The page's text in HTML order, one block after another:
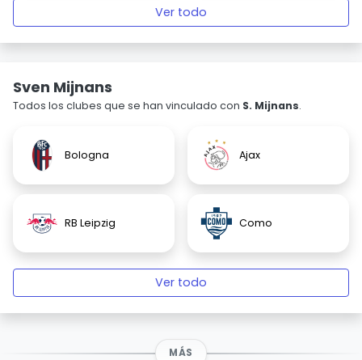
Ver todo
Sven Mijnans
Todos los clubes que se han vinculado con S. Mijnans.
Bologna Ajax
RB Leipzig Como
Ver todo
MÁS